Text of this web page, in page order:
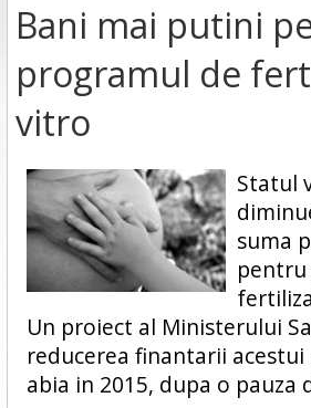
Bani mai putini
programul de
vitro
Statul
suma
Un proiect al Ministerului
reducerea finantarii
abia in 2015, dupa o pauza